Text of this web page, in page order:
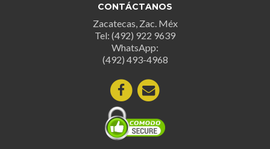
pueden
elegir
en
la
de
producto
CONTÁCTANOS
Zacatecas, Zac. Méx
Tel: (492) 922 9639
WhatsApp:
(492) 493-4968